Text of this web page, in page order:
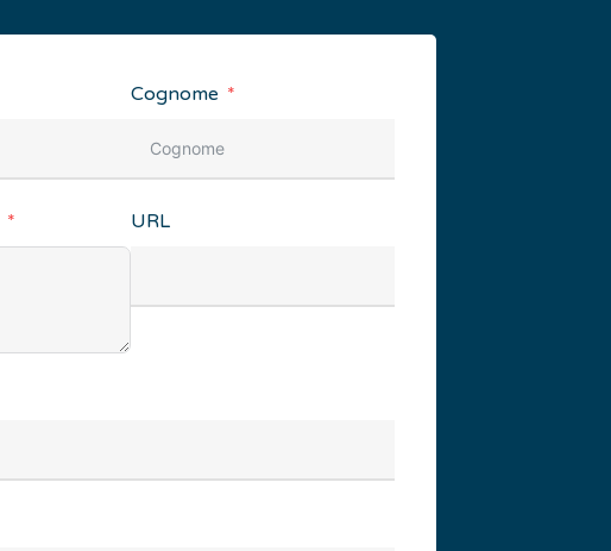
Cognome
URL